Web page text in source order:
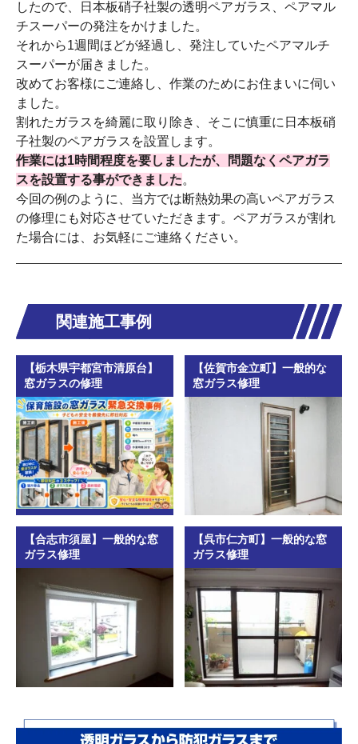
したので、日本板硝子社製の透明ペアガラス、ペアマル
チスーパーの発注をかけました。
それから1週間ほどが経過し、発注していたペアマルチ
スーパーが届きました。
改めてお客様にご連絡し、作業のためにお住まいに伺い
ました。
割れたガラスを綺麗に取り除き、そこに慎重に日本板硝
子社製のペアガラスを設置します。
作業には1時間程度を要しましたが、問題なくペアガラ
スを設置する事ができました。
今回の例のように、当方では断熱効果の高いペアガラス
の修理にも対応させていただきます。ペアガラスが割れ
た場合には、お気軽にご連絡ください。
関連施工事例
【栃木県宇都宮市清原台】
窓ガラスの修理
【佐賀市金立町】一般的な
窓ガラス修理
【合志市須屋】一般的な窓
ガラス修理
【呉市仁方町】一般的な窓
ガラス修理